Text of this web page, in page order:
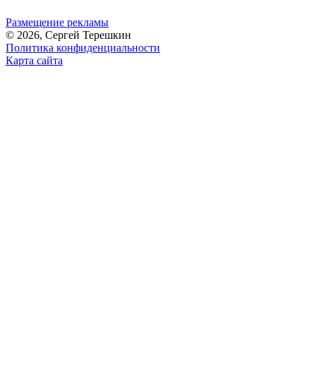
Размещение рекламы
© 2026, Сергей Терешкин
Политика конфиденциальности
Карта сайта